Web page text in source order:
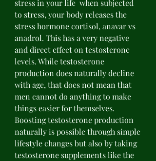
stress in your life  when subjected
to stress, your body releases the
stress hormone cortisol, anavar vs
anadrol. This has a very negative
and direct effect on testosterone
levels. While testosterone
production does naturally decline
with age, that does not mean that
men cannot do anything to make
things easier for themselves.
Boosting testosterone production
naturally is possible through simple
lifestyle changes but also by taking
testosterone supplements like the